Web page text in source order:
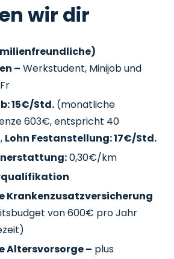
wir dir
– Werkstudent, Minijob und
15€/Std. (monatliche
603€, entspricht 40
Lohn Festanstellung: 17€/Std.
0,30€/km
Krankenzusatzversicherung
von 600€ pro Jahr
Altersvorsorge – plus